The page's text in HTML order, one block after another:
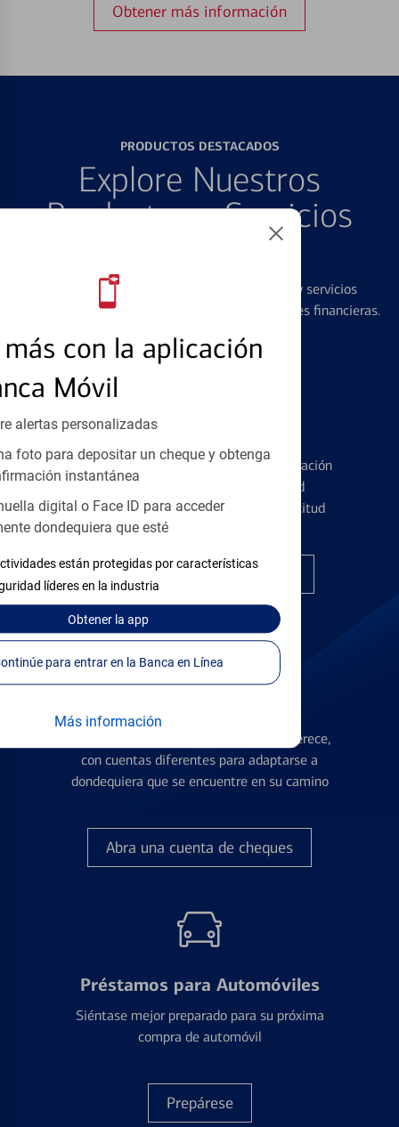
con la aplicación
Móvil
alertas personalizadas
foto para depositar un cheque y obtenga
instantánea
digital o Face ID para acceder
dondequiera que esté
están protegidas por características
líderes en la industria
Obtenerla app
Continúe para entrar en la Banca en Línea
Más información
Obtener más información
PRODUCTOS DESTACADOS
Explore Nuestros
Productos y Servicios
Destacados
Ofrecemos una amplia gama de productos y servicios
diseñados para ayudar con todas sus necesidades financieras.
Tarjetas de Crédito
Conozca los pormenores de la administración
de tarjetas de crédito y la identidad
financiera antes de presentar una solicitud
Encuentre la tarjeta correcta
Obtenga la flexibilidad que usted se merece,
con cuentas diferentes para adaptarse a
dondequiera que se encuentre en su camino
Abra una cuenta de cheques
Préstamos para Automóviles
Siéntase mejor preparado para su próxima
compra de automóvil
Prepárese